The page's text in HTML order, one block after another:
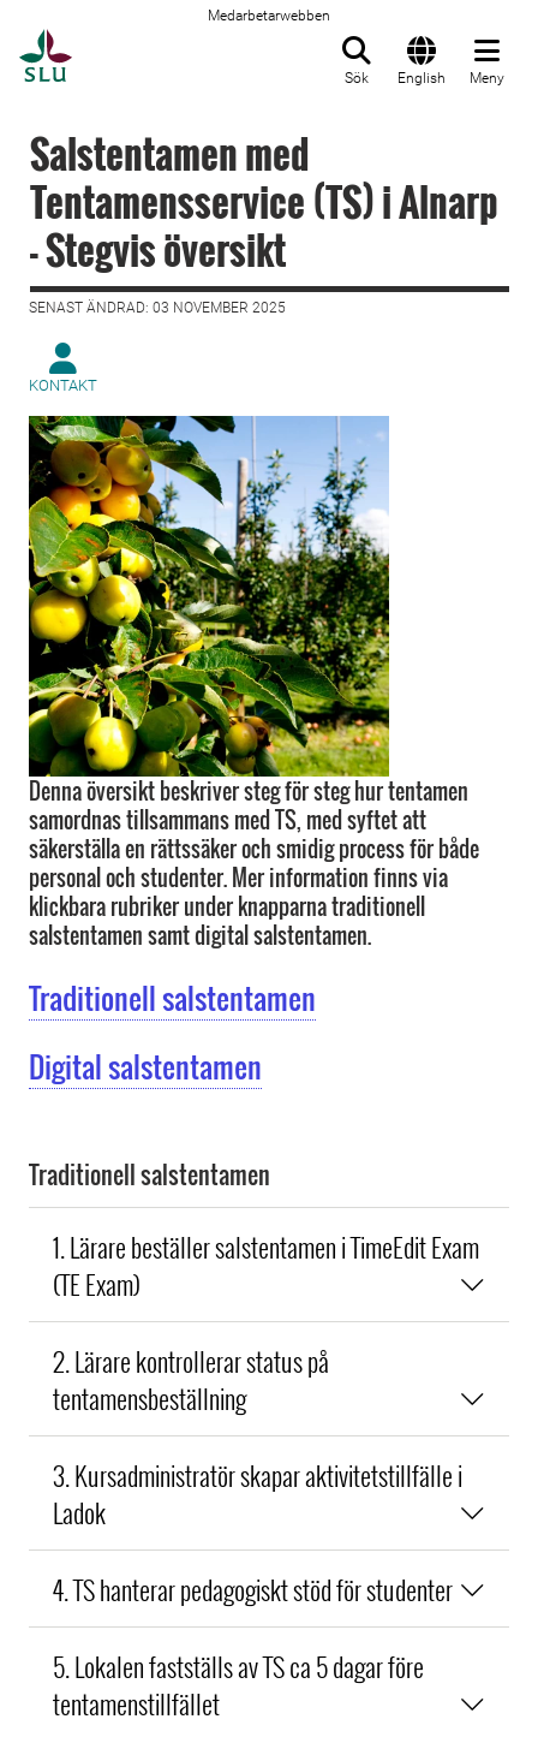
Medarbetarwebben
Sök English Meny
Salstentamen med
Tentamensservice (TS) i Alnarp
- Stegvis översikt
SENAST ÄNDRAD: 03 NOVEMBER 2025
KONTAKT
Denna översikt beskriver steg för steg hur tentamen
samordnas tillsammans med TS, med syftet att
säkerställa en rättssäker och smidig process för både
personal och studenter. Mer information finns via
klickbara rubriker under knapparna traditionell
salstentamen samt digital salstentamen.
Traditionell salstentamen
Digital salstentamen
Traditionell salstentamen
1. Lärare beställer salstentamen i TimeEdit Exam
(TE Exam)
2. Lärare kontrollerar status på
tentamensbeställning
3. Kursadministratör skapar aktivitetstillfälle i
Ladok
4. TS hanterar pedagogiskt stöd för studenter
5. Lokalen fastställs av TS ca 5 dagar före
tentamenstillfället